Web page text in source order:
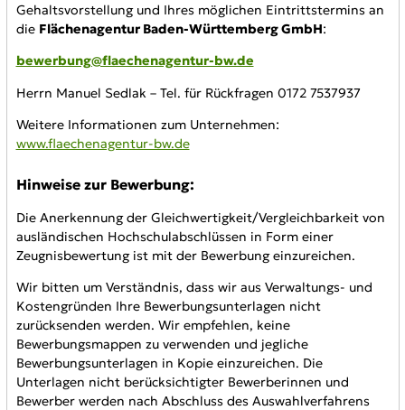
Gehaltsvorstellung und Ihres möglichen Eintrittstermins an
die Flächenagentur Baden-Württemberg GmbH:
bewerbung@flaechenagentur-bw.de
Herrn Manuel Sedlak – Tel. für Rückfragen 0172 7537937
Weitere Informationen zum Unternehmen:
www.flaechenagentur-bw.de
Hinweise zur Bewerbung:
Die Anerkennung der Gleichwertigkeit/Vergleichbarkeit von
ausländischen Hochschulabschlüssen in Form einer
Zeugnisbewertung ist mit der Bewerbung einzureichen.
Wir bitten um Verständnis, dass wir aus Verwaltungs- und
Kostengründen Ihre Bewerbungsunterlagen nicht
zurücksenden werden. Wir empfehlen, keine
Bewerbungsmappen zu verwenden und jegliche
Bewerbungsunterlagen in Kopie einzureichen. Die
Unterlagen nicht berücksichtigter Bewerberinnen und
Bewerber werden nach Abschluss des Auswahlverfahrens